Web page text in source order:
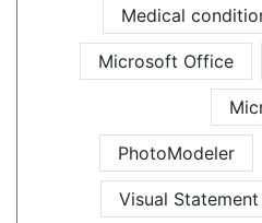
Medical
Microsoft Office
PhotoModeler
Visual